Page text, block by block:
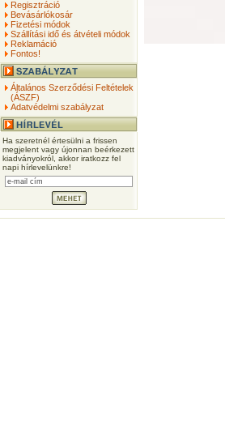
Regisztráció
Bevásárlókosár
Fizetési módok
Szállítási idő és átvételi módok
Reklamáció
Fontos!
Általános Szerződési Feltételek
(ÁSZF)
Adatvédelmi szabályzat
Ha szeretnél értesülni a frissen
megjelent vagy újonnan beérkezett
kiadványokról, akkor iratkozz fel
napi hírlevelünkre!